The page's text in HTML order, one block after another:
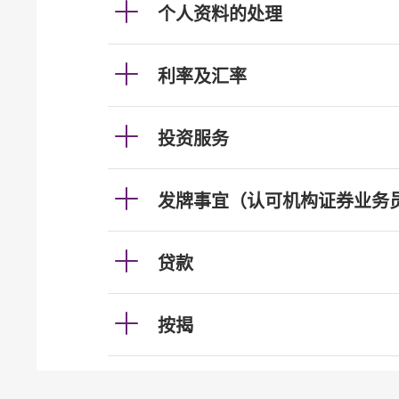
个人资料的处理
利率及汇率
投资服务
发牌事宜（认可机构证券业务
贷款
按揭